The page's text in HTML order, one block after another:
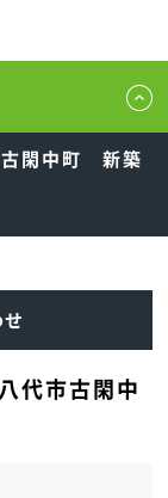
古閑中町 新築
代市古閑中